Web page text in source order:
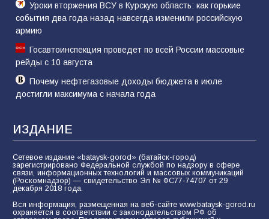
Уроки вторжения ВСУ в Курскую область: как горькие
события два года назад навсегда изменили российскую
армию
Госавтоинспекция проведет по всей России массовые
рейды с 10 августа
Почему нефтегазовые доходы бюджета в июле
достигли максимума с начала года
ИЗДАНИЕ
Сетевое издание «bataysk-gorod» (батайск-город)
зарегистрировано Федеральной службой по надзору в сфере
связи, информационных технологий и массовых коммуникаций
(Роскомнадзор) — свидетельство Эл № ФС77-74707 от 29
декабря 2018 года.
Вся информация, размещенная на веб-сайте www.bataysk-gorod.ru
охраняется в соответствии с законодательством РФ об